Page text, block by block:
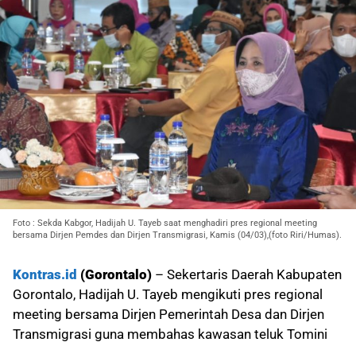
Foto : Sekda Kabgor, Hadijah U. Tayeb saat menghadiri pres regional meeting
bersama Dirjen Pemdes dan Dirjen Transmigrasi, Kamis (04/03),(foto Riri/Humas).
Kontras.id (Gorontalo) – Sekertaris Daerah Kabupaten
Gorontalo, Hadijah U. Tayeb mengikuti pres regional
meeting bersama Dirjen Pemerintah Desa dan Dirjen
Transmigrasi guna membahas kawasan teluk Tomini